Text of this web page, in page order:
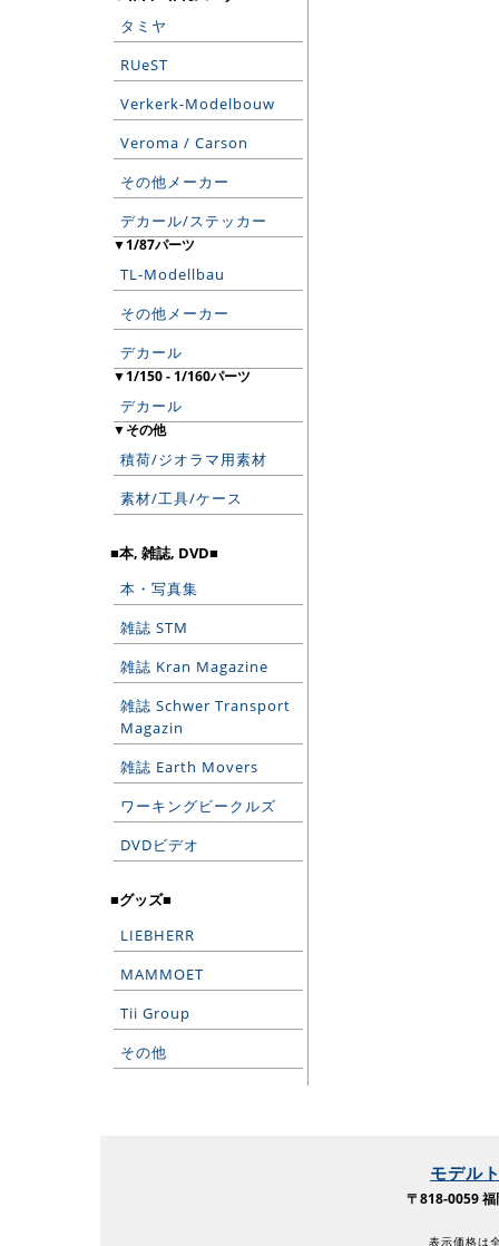
タミヤ
RUeST
Verkerk-Modelbouw
Veroma / Carson
その他メーカー
デカール/ステッカー
▼1/87パーツ
TL-Modellbau
その他メーカー
デカール
▼1/150 - 1/160パーツ
デカール
▼その他
積荷/ジオラマ用素材
素材/工具/ケース
■本, 雑誌, DVD■
本・写真集
雑誌 STM
雑誌 Kran Magazine
雑誌 Schwer Transport
Magazin
雑誌 Earth Movers
ワーキングビークルズ
DVDビデオ
■グッズ■
LIEBHERR
MAMMOET
Tii Group
その他
モデル
〒818-0059
表示価格は